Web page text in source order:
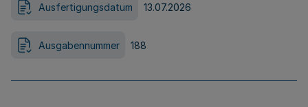
Ausfertigungsdatum 13.07.2026
Ausgabennummer 188